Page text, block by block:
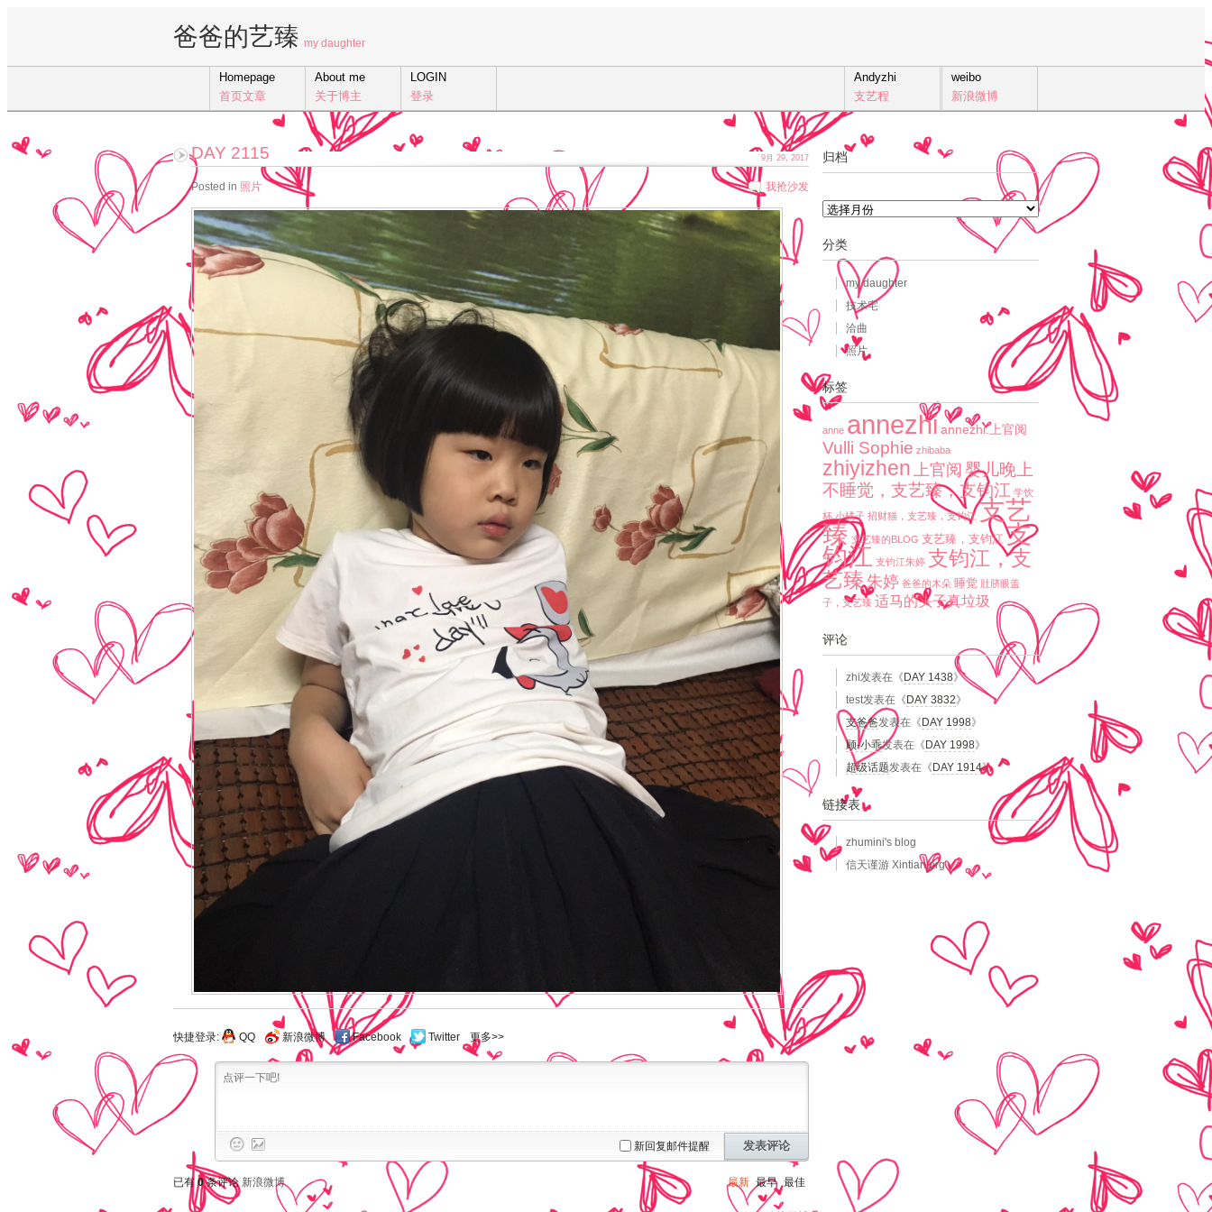
爸爸的艺臻 my daughter
Homepage
首页文章
About me
关于博主
LOGIN
登录
weibo
新浪微博
Andyzhi
支艺程
DAY 2115
Posted in 照片 我抢沙发
9月 29, 2017
快捷登录: QQ 新浪微博 Facebook Twitter 更多>>
新回复邮件提醒 发表评论
已有0条评论 新浪微博 最新 最早 最佳
归档
档
分类
my daughter
技术宅
洽曲
照片
标签
anne annezhi annezhi.上官阅
Vulli Sophie zhibaba
zhiyizhen 上官阅 婴儿晚上
不睡觉，支艺臻，支钧江 学饮
杯 小橘子 招财猫，支艺臻，支钧江 支艺
臻 支艺臻的BLOG 支艺臻，支钧江 支
钧江 支钧江朱婷 支钧江，支
艺臻朱婷 爸爸的木朵 睡觉 肚脐眼盖
子，支艺臻 适马的头子真垃圾
评论
zhi发表在《 DAY 1438》
test发表在《 DAY 3832》
支爸爸发表在《 DAY 1998》
顾-小乖发表在《 DAY 1998》
超级话题发表在《 DAY 1914》
链接表
zhumini's blog
信天谨游 Xintian.org